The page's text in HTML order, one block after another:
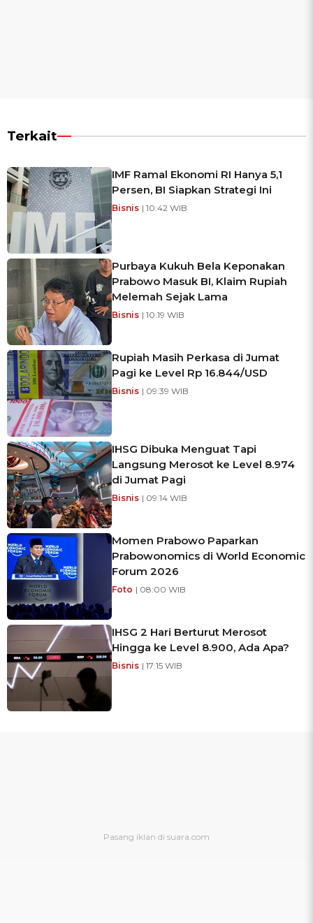
Terkait
IMF Ramal Ekonomi RI Hanya 5,1
Persen, BI Siapkan Strategi Ini
Bisnis | 10:42 WIB
Purbaya Kukuh Bela Keponakan
Prabowo Masuk BI, Klaim Rupiah
Melemah Sejak Lama
Bisnis | 10:19 WIB
Rupiah Masih Perkasa di Jumat
Pagi ke Level Rp 16.844/USD
Bisnis | 09:39 WIB
IHSG Dibuka Menguat Tapi
Langsung Merosot ke Level 8.974
di Jumat Pagi
Bisnis | 09:14 WIB
Momen Prabowo Paparkan
Prabowonomics di World Economic
Forum 2026
Foto | 08:00 WIB
IHSG 2 Hari Berturut Merosot
Hingga ke Level 8.900, Ada Apa?
Bisnis | 17:15 WIB